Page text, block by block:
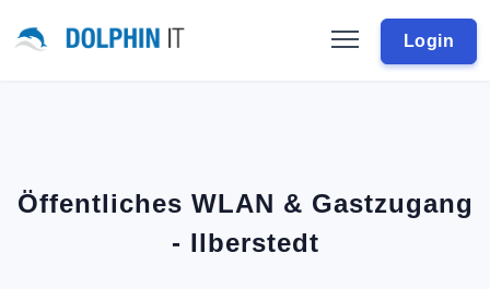
Login
Öffentliches WLAN & Gastzugang
- Ilberstedt